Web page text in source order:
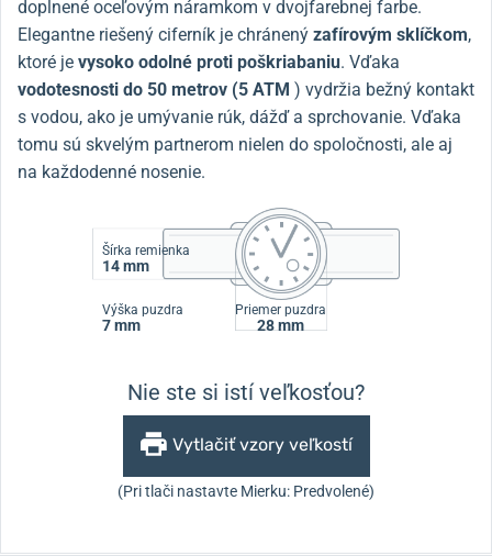
doplnené oceľovým náramkom v dvojfarebnej farbe.
Elegantne riešený ciferník je chránený zafírovým sklíčkom,
ktoré je vysoko odolné proti poškriabaniu. Vďaka
vodotesnosti do 50 metrov (5 ATM ) vydržia bežný kontakt
s vodou, ako je umývanie rúk, dážď a sprchovanie. Vďaka
tomu sú skvelým partnerom nielen do spoločnosti, ale aj
na každodenné nosenie.
Šírka remienka
14 mm
Výška puzdra
7 mm
Priemer puzdra
28 mm
Nie ste si istí veľkosťou?
Vytlačiť vzory veľkostí
(Pri tlači nastavte Mierku: Predvolené)